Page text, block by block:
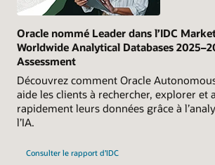
Oracle nommé Leader dans l’IDC
Worldwide Analytical Databases
Assessment
Découvrez comment Oracle
aide les clients à rechercher, explorer et
rapidement leurs données grâce à
l’IA.
Consulter le rapport d’IDC